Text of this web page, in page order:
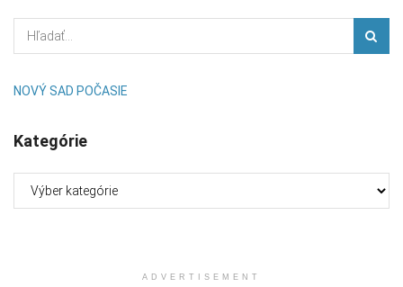
NOVÝ SAD POČASIE
Kategórie
ADVERTISEMENT